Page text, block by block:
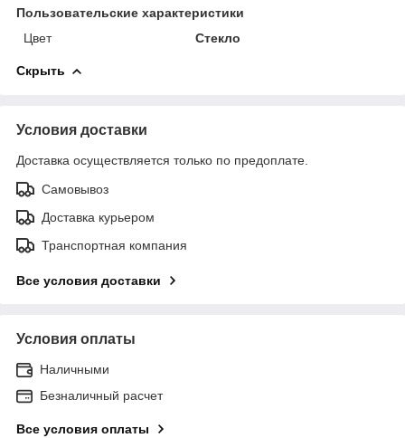
Пользовательские характеристики
Цвет
Стекло
Скрыть
Условия доставки
Доставка осуществляется только по предоплате.
Самовывоз
Доставка курьером
Транспортная компания
Все условия доставки
Условия оплаты
Наличными
Безналичный расчет
Все условия оплаты